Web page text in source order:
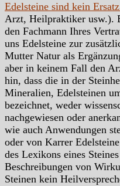
Edelsteine sind kein
Arzt, Heilpraktiker usw.).
den Fachmann Ihres
uns Edelsteine zur
Mutter Natur als
aber in keinem Fall den
hin, dass die in der
Mineralien, Edelsteinen
bezeichnet, weder
nachgewiesen oder
wie auch Anwendungen
oder von Karrer
des Lexikons eines
Beschreibungen von
Steinen kein